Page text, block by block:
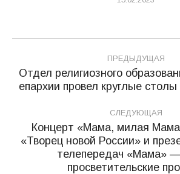
Навигация
по
записям
ПРЕДЫДУЩАЯ
Отдел религиозного
епархии провел круглые столы
СЛЕДУЮЩАЯ
запись:
Концерт «Мама, милая
«Творец новой России» и
телепередач «Мама»
просветительские